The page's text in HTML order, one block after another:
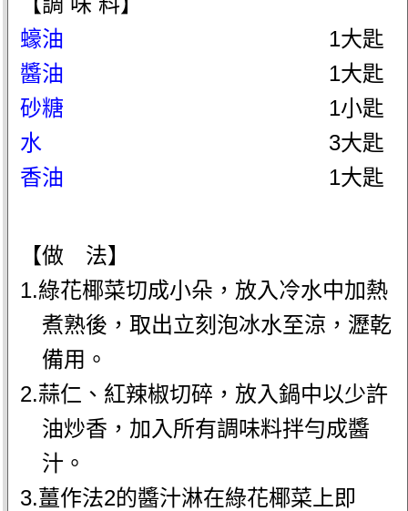
蠔油
1大匙
醬油
1大匙
砂糖
1小匙
水
3大匙
香油
1大匙
【做 法】
1.綠花椰菜切成小朵，放入冷水中加熱
煮熟後，取出立刻泡冰水至涼，瀝乾
備用。
2.蒜仁、紅辣椒切碎，放入鍋中以少許
油炒香，加入所有調味料拌勻成醬
汁。
3.薑作法2的醬汁淋在綠花椰菜上即